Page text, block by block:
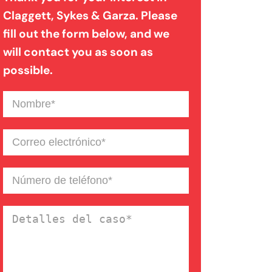
Mordedura de perro
Noticias de la Firma
Un blog de derecho de
Connecticut
Claggett, Sykes & Garza. Please
fill out the form below, and we
will contact you as soon as
possible.
Nombre(Required)
Correo
electrónico(Required)
Número
de
teléfono(Required)
Detalles